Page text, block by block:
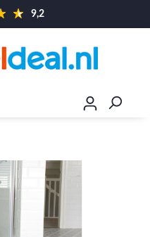
9,2